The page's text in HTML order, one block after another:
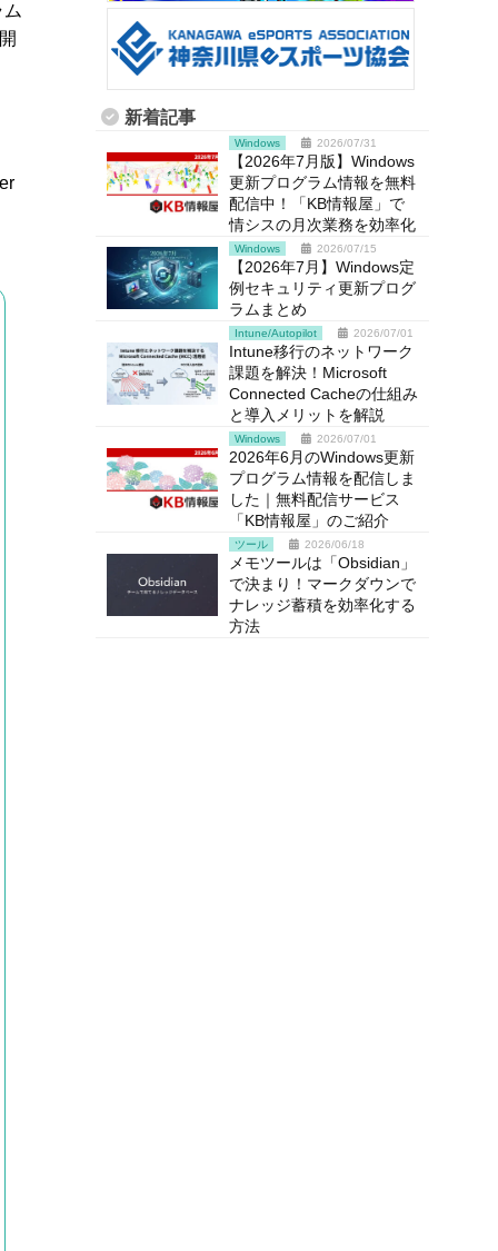
新着記事
Windows 2026/07/31
【2026年7月版】Windows
更新プログラム情報を無料
配信中！「KB情報屋」で
情シスの月次業務を効率化
Windows 2026/07/15
【2026年7月】Windows定
例セキュリティ更新プログ
ラムまとめ
Intune/Autopilot 2026/07/01
Intune移行のネットワーク
課題を解決！Microsoft
Connected Cacheの仕組み
と導入メリットを解説
Windows 2026/07/01
2026年6月のWindows更新
プログラム情報を配信しま
した｜無料配信サービス
「KB情報屋」のご紹介
ツール 2026/06/18
メモツールは「Obsidian」
で決まり！マークダウンで
ナレッジ蓄積を効率化する
方法